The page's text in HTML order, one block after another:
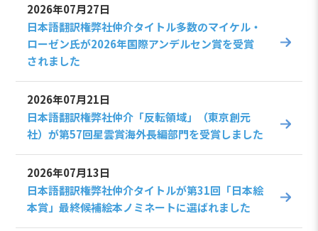
2026年07月27日
日本語翻訳権弊社仲介タイトル多数のマイケル・
ローゼン氏が2026年国際アンデルセン賞を受賞
されました
2026年07月21日
日本語翻訳権弊社仲介「反転領域」（東京創元
社）が第57回星雲賞海外長編部門を受賞しました
2026年07月13日
日本語翻訳権弊社仲介タイトルが第31回「日本絵
本賞」最終候補絵本ノミネートに選ばれました